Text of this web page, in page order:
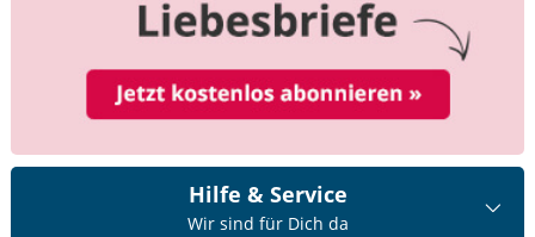
Hilfe & Service
Wir sind für Dich da